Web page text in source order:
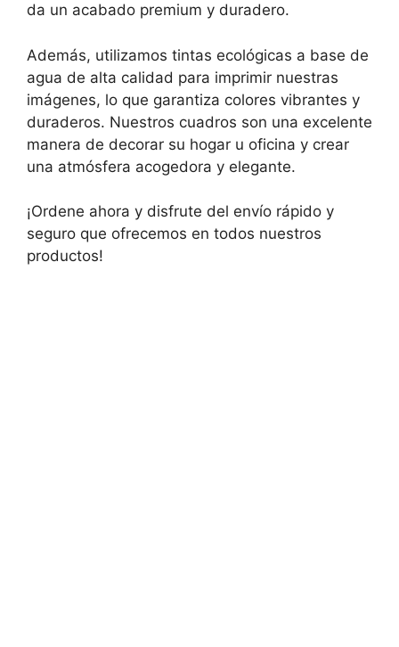
da un acabado premium y duradero.
Además, utilizamos tintas ecológicas a base de
agua de alta calidad para imprimir nuestras
imágenes, lo que garantiza colores vibrantes y
duraderos. Nuestros cuadros son una excelente
manera de decorar su hogar u oficina y crear
una atmósfera acogedora y elegante.
¡Ordene ahora y disfrute del envío rápido y
seguro que ofrecemos en todos nuestros
productos!